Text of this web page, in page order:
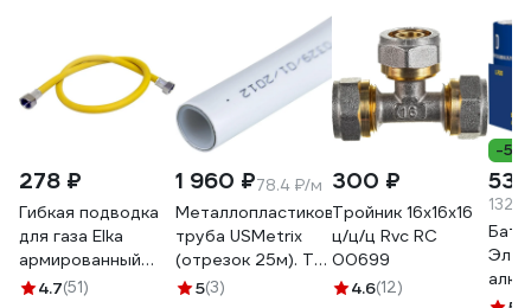
278 ₽
Гибкая подводка
для газа Elka
армированный
ПВХ 1/2" в/в, 200
4.7(51)
1 960 ₽78.4 ₽/м
Металлопластиковая
труба USMetrix
(отрезок 25м). ТМ
для холодной и
5(3)
300 ₽
Тройник 16х16х16
ц/ц/ц Rvc RC
00699
4.6(12)
-5%